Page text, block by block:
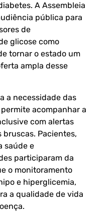
A Assembleia
pública para
de
glicose como
tornar o estado um
ampla desse
a necessidade das
acompanhar a
com alertas
bruscas. Pacientes,
saúde e
participaram da
o monitoramento
e hiperglicemia,
a qualidade de vida